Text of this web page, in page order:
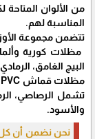
من الألوان المتاحة
المناسبة لهم.
تتضمن مجموعة
البيج الغامق،
تشمل الرصاصي،
والأسود.
نحن نضمن أن كل